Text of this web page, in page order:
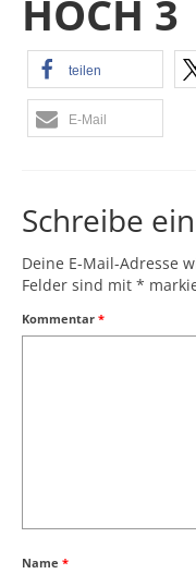
HOCH 3
teilen
E-Mail
Schreibe
Deine E-Mail-Adresse
Felder sind mit *
Kommentar *
Name *